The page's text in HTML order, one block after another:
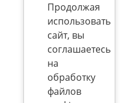
Продолжая
использовать
сайт, вы
соглашаетесь
на
обработку
файлов